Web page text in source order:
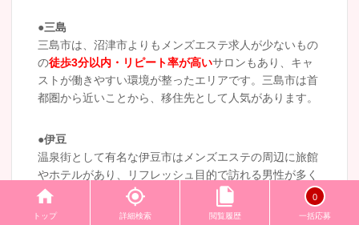
●三島
三島市は、沼津市よりもメンズエステ求人が少ないもの
の徒歩3分以内・リピート率が高いサロンもあり、キャ
ストが働きやすい環境が整ったエリアです。三島市は首
都圏から近いことから、移住先として人気があります。
●伊豆
温泉街として有名な伊豆市はメンズエステの周辺に旅館
やホテルがあり、リフレッシュ目的で訪れる男性が多く
見られます。伊豆市のメンズエステは他エリアと比べて
落ち着いた雰囲気の中に立地するため、初心者でも働き
トップ 詳細検索 閲覧履歴
0
一括応募